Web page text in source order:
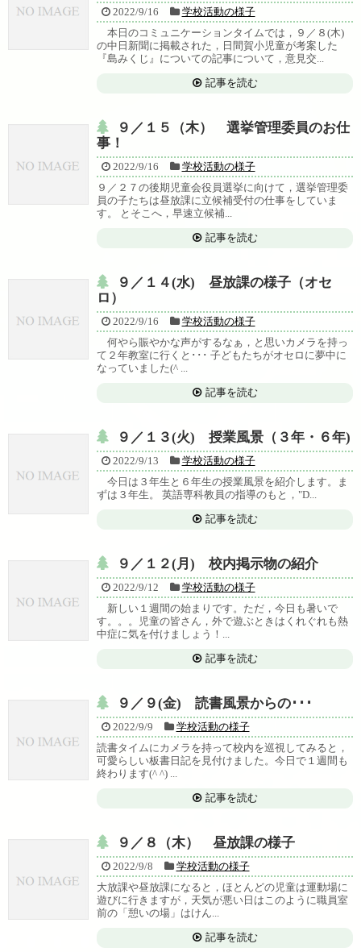
2022/9/16
学校活動の様子
本日のコミュニケーションタイムでは，９／８(木)
の中日新聞に掲載された，日間賀小児童が考案した
『島みくじ』についての記事について，意見交...
記事を読む
９／１５（木） 選挙管理委員のお仕
事！
2022/9/16
学校活動の様子
９／２７の後期児童会役員選挙に向けて，選挙管理委
員の子たちは昼放課に立候補受付の仕事をしていま
す。 とそこへ，早速立候補...
記事を読む
９／１４(水) 昼放課の様子（オセ
ロ）
2022/9/16
学校活動の様子
何やら賑やかな声がするなぁ，と思いカメラを持っ
て２年教室に行くと･･･ 子どもたちがオセロに夢中に
なっていました(^ ...
記事を読む
９／１３(火) 授業風景（３年・６年)
2022/9/13
学校活動の様子
今日は３年生と６年生の授業風景を紹介します。ま
ずは３年生。 英語専科教員の指導のもと，"D...
記事を読む
９／１２(月) 校内掲示物の紹介
2022/9/12
学校活動の様子
新しい１週間の始まりです。ただ，今日も暑いで
す。。。児童の皆さん，外で遊ぶときはくれぐれも熱
中症に気を付けましょう！...
記事を読む
９／９(金) 読書風景からの･･･
2022/9/9
学校活動の様子
読書タイムにカメラを持って校内を巡視してみると，
可愛らしい板書日記を見付けました。今日で１週間も
終わります(^ ^) ...
記事を読む
９／８（木） 昼放課の様子
2022/9/8
学校活動の様子
大放課や昼放課になると，ほとんどの児童は運動場に
遊びに行きますが，天気が悪い日はこのように職員室
前の「憩いの場」はけん...
記事を読む